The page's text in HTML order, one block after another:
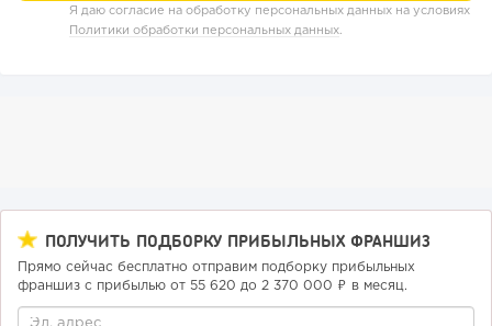
150 10
Конференции августа 2026: лучшие мероприятия месяца
Я даю согласие на обработку персональных данных на условиях
Политики обработки персональных данных.
ПОЛУЧИТЬ ПОДБОРКУ ПРИБЫЛЬНЫХ ФРАНШИЗ
Прямо сейчас бесплатно отправим подборку прибыльных
франшиз с прибылью от 55 620 до 2 370 000 ₽ в месяц.